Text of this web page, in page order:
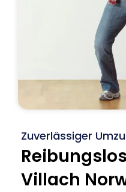
Zuverlässiger
Villach